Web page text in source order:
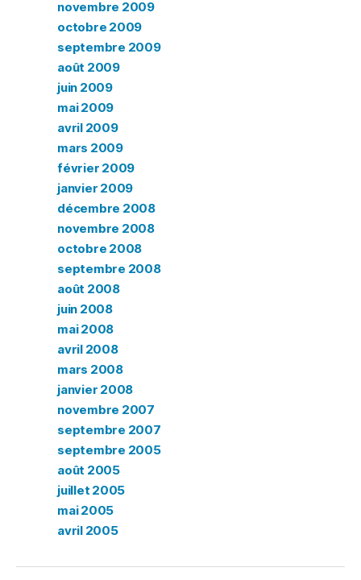
novembre 2009
octobre 2009
septembre 2009
août 2009
juin 2009
mai 2009
avril 2009
mars 2009
février 2009
janvier 2009
décembre 2008
novembre 2008
octobre 2008
septembre 2008
août 2008
juin 2008
mai 2008
avril 2008
mars 2008
janvier 2008
novembre 2007
septembre 2007
septembre 2005
août 2005
juillet 2005
mai 2005
avril 2005